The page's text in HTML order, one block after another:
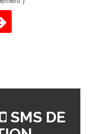
SMS DE